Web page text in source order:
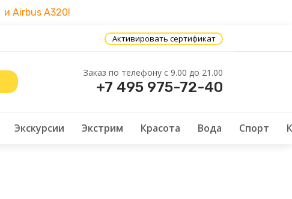
Airbus A320!
Заказ по телефону c 9.00 до 21.00
+7 495 975-72-40
Активировать сертификат
Экскурсии Экстрим Красота Вода Спорт